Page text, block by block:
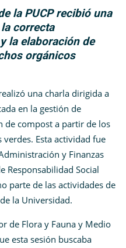
la PUCP recibió una
correcta
la elaboración de
orgánicos
una charla dirigida a
en la gestión de
de compost a partir de los
verdes. Esta actividad fue
y Finanzas
Responsabilidad Social
parte de las actividades de
la Universidad.
de Flora y Fauna y Medio
esta sesión buscaba